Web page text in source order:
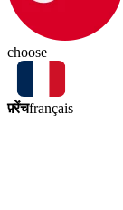
choose
फ़्रेंचfrançais